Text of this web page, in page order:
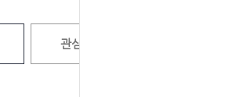
관심상품